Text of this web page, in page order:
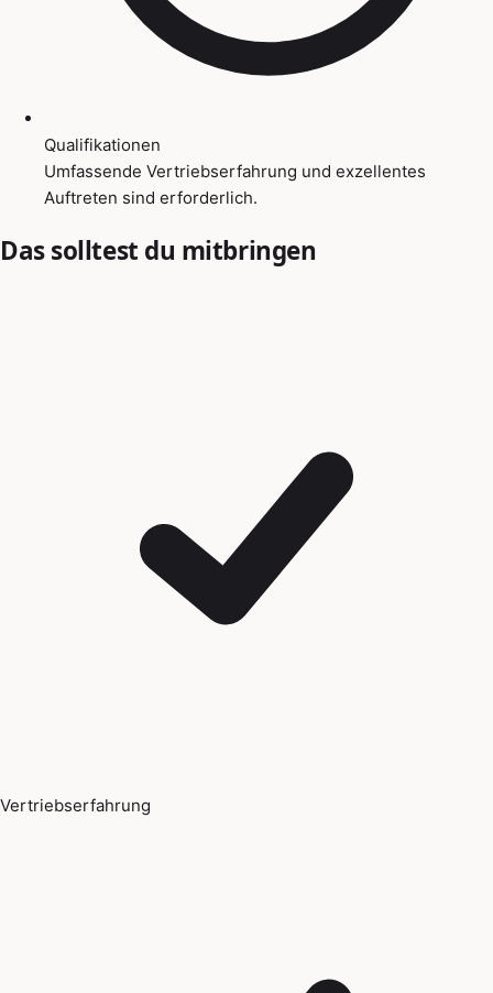
Qualifikationen
Umfassende Vertriebserfahrung und exzellentes
Auftreten sind erforderlich.
Das solltest du mitbringen
Vertriebserfahrung